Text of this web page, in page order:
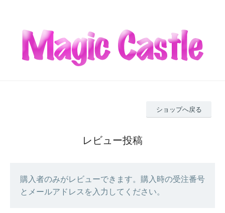
ショップへ戻る
レビュー投稿
購入者のみがレビューできます。購入時の受注番号
とメールアドレスを入力してください。